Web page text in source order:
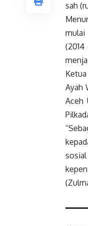
sah
mulai
Ayah
Aceh